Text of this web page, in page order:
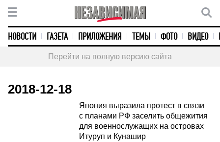
НОВОСТИ ГАЗЕТА ПРИЛОЖЕНИЯ ТЕМЫ ФОТО ВИДЕО
Перейти на полную версию сайта
2018-12-18
Япония выразила протест в связи
с планами РФ заселить общежития
для военнослужащих на островах
Итуруп и Кунашир